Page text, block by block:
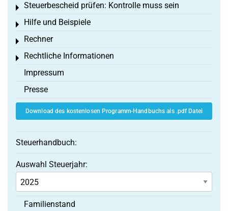
Steuerbescheid prüfen: Kontrolle muss sein
Toggle menu
Hilfe und Beispiele
Toggle menu
Rechner
Toggle menu
Rechtliche Informationen
Toggle menu
Impressum
Presse
Download des kostenlosen Programm-Handbuchs als .pdf Datei
Steuerhandbuch:
Auswahl Steuerjahr:
Familienstand